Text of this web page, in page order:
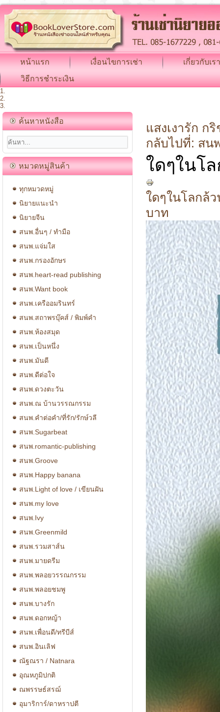
หน้าแรก เงื่อนไขการเช่า
เกี่ยวกับเรา
วิธีการชำระเงิน
ค้นหาหนังสือ
หมวดหมู่สินค้า
ทุกหมวดหมู่
นิยายแนะนำ
นิยายจีน
สนพ.อื่นๆ / ทำมือ
สนพ.แจ่มใส
สนพ.กรองอักษร
สนพ.heart-read publishing
สนพ.Want book
สนพ.เครืออมรินทร์
สนพ.สถาพรบุ๊คส์ / พิมพ์คำ
สนพ.ห้องสมุด
สนพ.เป็นหนึ่ง
สนพ.มันดี
สนพ.ดีต่อใจ
สนพ.ดวงตะวัน
สนพ.ณ บ้านวรรณกรรม
สนพ.คำต่อคำ/ที่รัก/รักษ์วลี
สนพ.Sugarbeat
สนพ.romantic-publishing
สนพ.Groove
สนพ.Happy banana
สนพ.Light of love / เขียนฝัน
สนพ.my love
สนพ.Ivy
สนพ.Greenmild
สนพ.รวมสาส์น
สนพ.มายดรีม
สนพ.พลอยวรรณกรรม
สนพ.พลอยชมพู
สนพ.บางรัก
สนพ.ดอกหญ้า
สนพ.เพื่อนดี/ทรีบีส์
สนพ.อินเลิฟ
ณัฐณรา / Natnara
อุณหภูมิปกติ
ณพรรษธ์สรฌ์
อุมาริการ์/ดาหราปตี
แสงเงารัก กริ
กลับไปที่: สน
ใดๆในโ
ใดๆในโลกล้
บาท